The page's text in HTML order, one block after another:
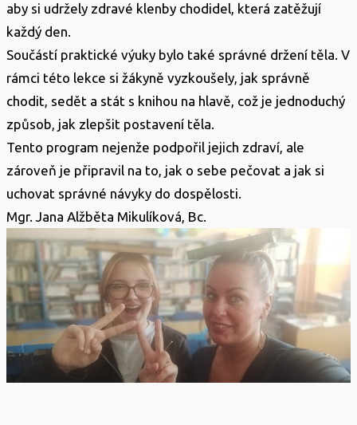
aby si udržely zdravé klenby chodidel, která zatěžují
každý den.
Součástí praktické výuky bylo také správné držení těla. V
rámci této lekce si žákyně vyzkoušely, jak správně
chodit, sedět a stát s knihou na hlavě, což je jednoduchý
způsob, jak zlepšit postavení těla.
Tento program nejenže podpořil jejich zdraví, ale
zároveň je připravil na to, jak o sebe pečovat a jak si
uchovat správné návyky do dospělosti.
Mgr. Jana Alžběta Mikulíková, Bc.